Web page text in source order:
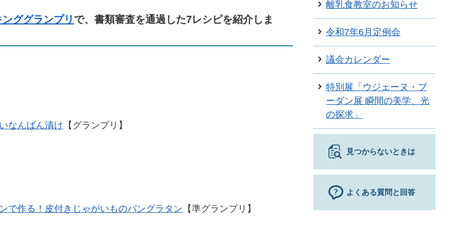
ググランプリ で、書類審査を通過した7レシピを紹介しま
なんばん漬け 【グランプリ】
で作る！皮付きじゃがいものパングラタン 【準グランプリ】
離乳食教室のお知らせ
令和7年6月定例会
議会カレンダー
特別展「ウジェーヌ・ブ
ーダン展 瞬間の美学、光
の探求」
見つからないときは
よくある質問と回答